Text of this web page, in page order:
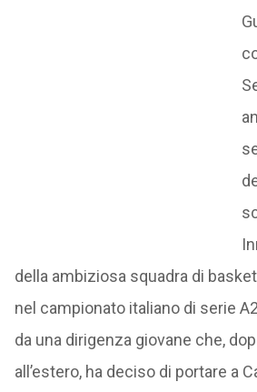
della ambiziosa squadra di
nel campionato italiano di serie
da una dirigenza giovane che,
all’estero, ha deciso di portare a